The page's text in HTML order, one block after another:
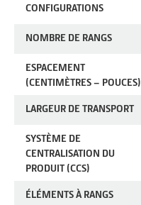
CONFIGURATIONS
NOMBRE DE RANGS
ESPACEMENT
(CENTIMÈTRES – POUCES)
LARGEUR DE TRANSPORT
SYSTÈME DE
CENTRALISATION DU
PRODUIT (CCS)
ÉLÉMENTS À RANGS